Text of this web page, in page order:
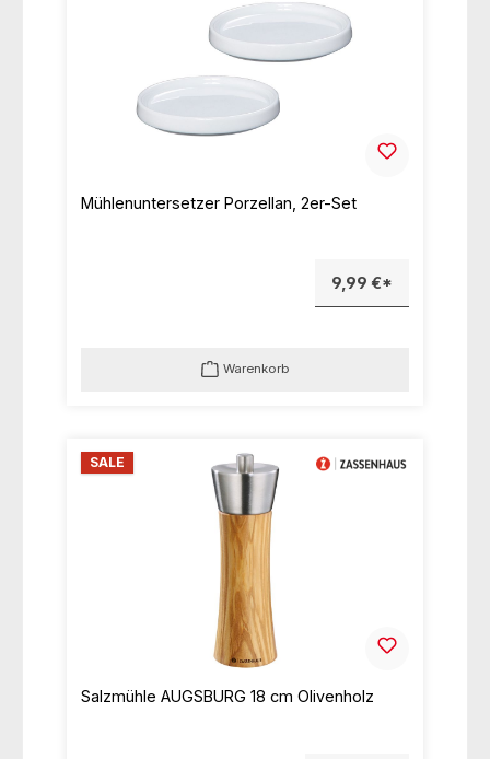
Mühlenuntersetzer Porzellan, 2er-Set
9,99 €*
Warenkorb
SALE
Salzmühle AUGSBURG 18 cm Olivenholz